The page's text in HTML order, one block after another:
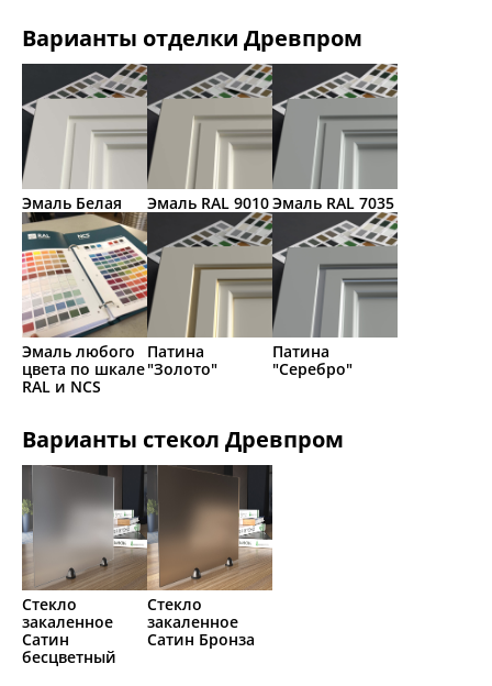
Варианты отделки Древпром
Эмаль Белая Эмаль RAL 9010Эмаль RAL 7035
Эмаль любого
цвета по шкале
RAL и NCS
Патина
"Золото"
Патина
"Серебро"
Варианты стекол Древпром
Стекло
закаленное
Сатин
бесцветный
Стекло
закаленное
Сатин Бронза